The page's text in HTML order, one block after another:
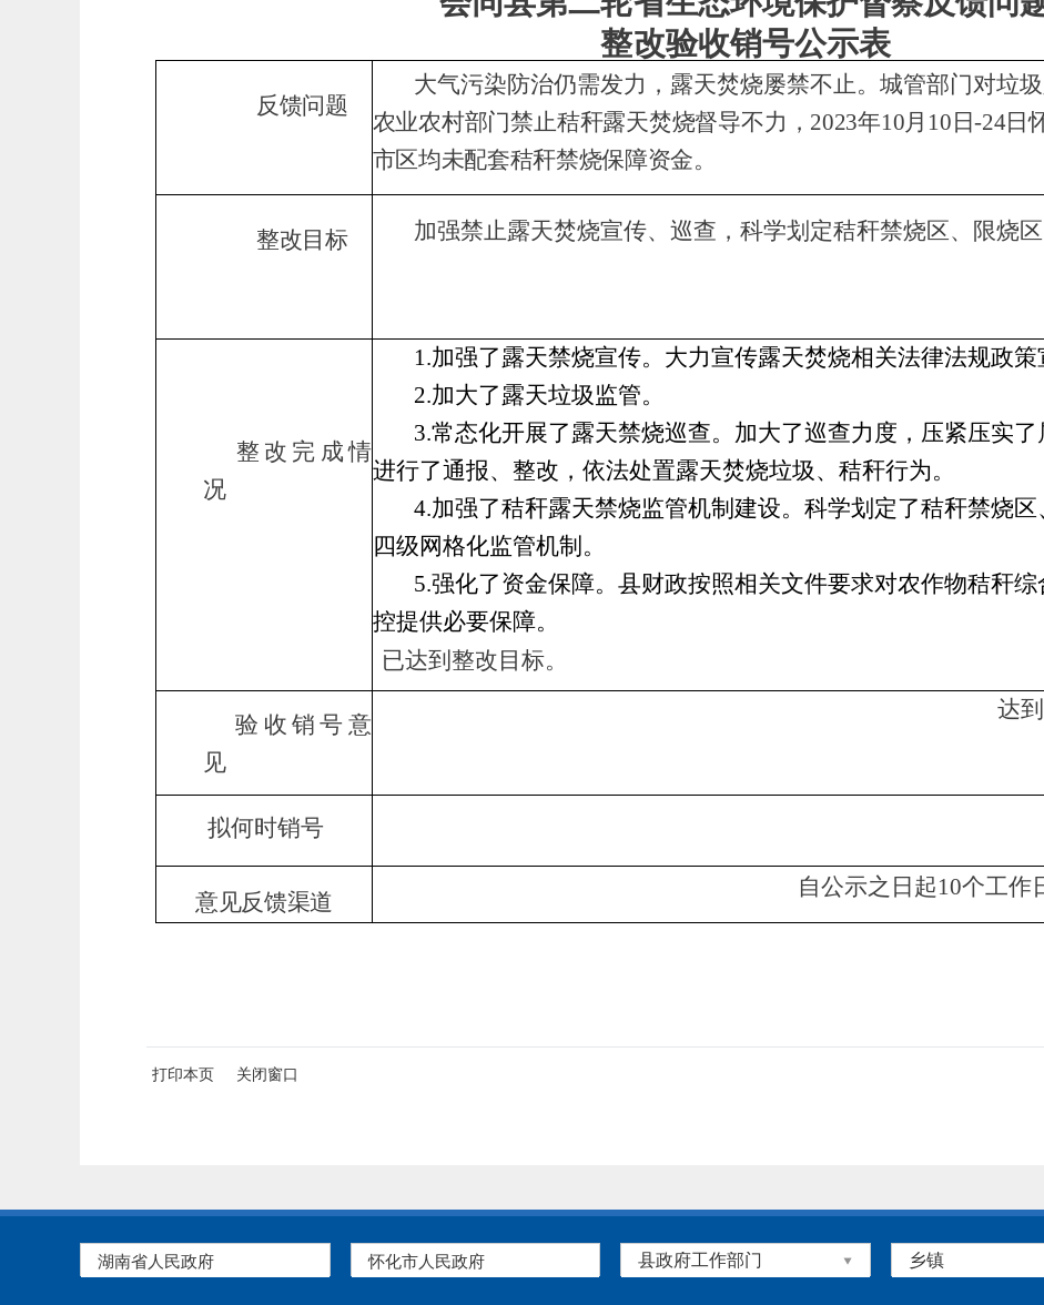
整改验收销号公示表
反馈问题
大气污染防治仍需发力，露天焚烧屡禁不止。城管部门对垃
农业农村部门禁止秸秆露天焚烧督导不力，2023年10月10日-24
市区均未配套秸秆禁烧保障资金。
整改目标 加强禁止露天焚烧宣传、巡查，科学划定秸秆禁烧区、限烧
整改完成情
况
1.加强了露天禁烧宣传。大力宣传露天焚烧相关法律法规政
2.加大了露天垃圾监管。
3.常态化开展了露天禁烧巡查。加大了巡查力度，压紧压实
进行了通报、整改，依法处置露天焚烧垃圾、秸秆行为。
4.加强了秸秆露天禁烧监管机制建设。科学划定了秸秆禁烧
四级网格化监管机制。
5.强化了资金保障。县财政按照相关文件要求对农作物秸秆
控提供必要保障。
已达到整改目标。
验收销号意
见
达
拟何时销号
意见反馈渠道
自公示之日起10个工作
打印本页 关闭窗口
湖南省人民政府 怀化市人民政府